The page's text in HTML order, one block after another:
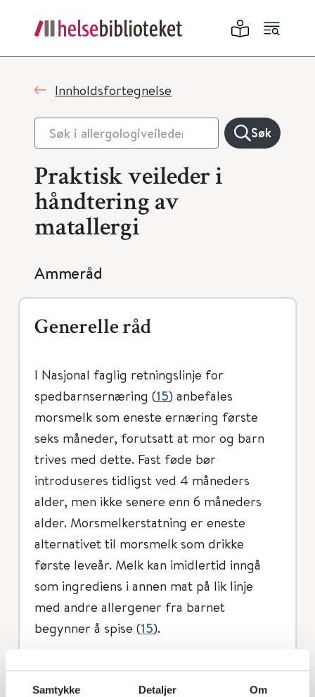
Samtykke Detaljer Om
Innholdsfortegnelse
Søk
Praktisk veileder i
håndtering av
matallergi
Ammeråd
Generelle råd
I Nasjonal faglig retningslinje for
spedbarnsernæring (15) anbefales
morsmelk som eneste ernæring første
seks måneder, forutsatt at mor og barn
trives med dette. Fast føde bør
introduseres tidligst ved 4 måneders
alder, men ikke senere enn 6 måneders
alder. Morsmelkerstatning er eneste
alternativet til morsmelk som drikke
første leveår. Melk kan imidlertid inngå
som ingrediens i annen mat på lik linje
med andre allergener fra barnet
begynner å spise (15).
De norske ammerådene er i tråd med de
internasjonale allergifaglige miljøenes